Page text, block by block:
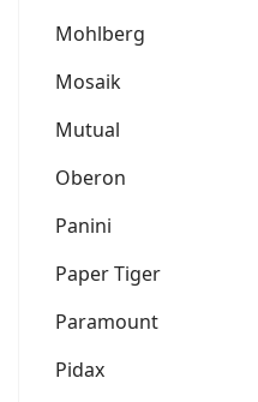
Mohlberg
Mosaik
Mutual
Oberon
Panini
Paper Tiger
Paramount
Pidax